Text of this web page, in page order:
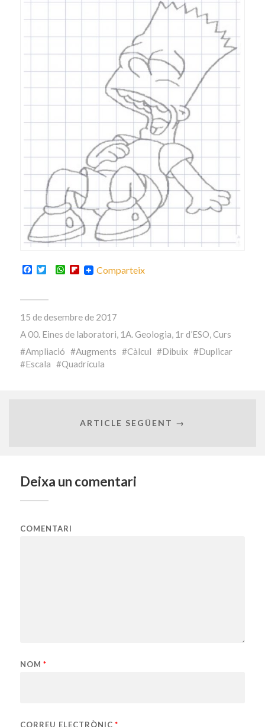
Facebook
TwitterWhatsApp
Flipboard
Comparteix
15 de desembre de 2017
A00. Eines de laboratori, 1A. Geologia, 1r d’ESO,Curs
Ampliació
Augments Càlcul Dibuix
Duplicar
Escala
Quadrícula
ARTICLE SEGÜENT →
Deixa un comentari
COMENTARI
NOM *
CORREU ELECTRÒNIC *